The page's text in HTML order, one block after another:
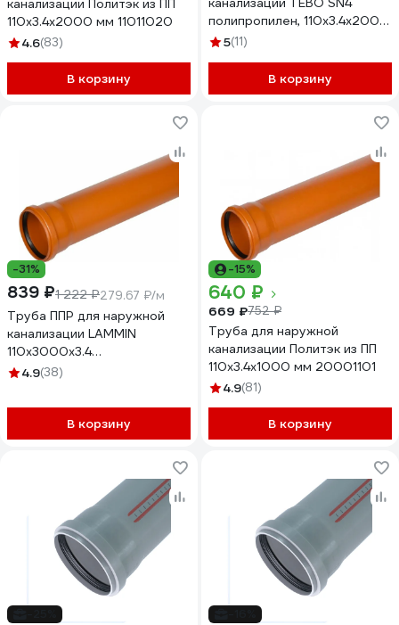
канализации Политэк из ПП
110х3.4х2000 мм 11011020
4.6(83)
В корзину
полипропилен, 110x3.4x2000
мм 041010106
5(11)
В корзину
-31%
839 ₽1 222 ₽279.67 ₽/м
Труба ППР для наружной
канализации LAMMIN
110x3000x3.4
Lm36101003000
4.9(38)
В корзину
-15%
640 ₽
669 ₽752 ₽
Труба для наружной
канализации Политэк из ПП
110х3.4х1000 мм 20001101
4.9(81)
В корзину